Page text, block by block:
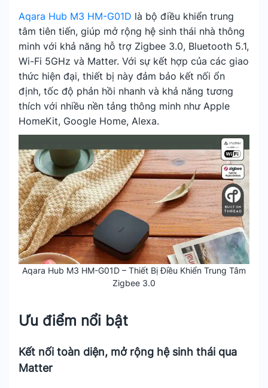
Aqara Hub M3 HM-G01D là bộ điều khiển trung
tâm tiên tiến, giúp mở rộng hệ sinh thái nhà thông
minh với khả năng hỗ trợ Zigbee 3.0, Bluetooth 5.1,
Wi-Fi 5GHz và Matter. Với sự kết hợp của các giao
thức hiện đại, thiết bị này đảm bảo kết nối ổn
định, tốc độ phản hồi nhanh và khả năng tương
thích với nhiều nền tảng thông minh như Apple
HomeKit, Google Home, Alexa.
Aqara Hub M3 HM-G01D – Thiết Bị Điều Khiển Trung Tâm
Zigbee 3.0
Ưu điểm nổi bật
Kết nối toàn diện, mở rộng hệ sinh thái qua
Matter